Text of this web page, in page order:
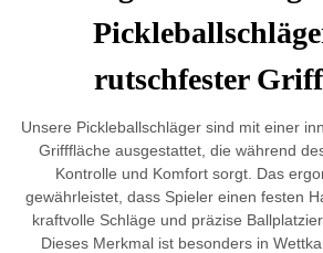
rutschfester
Unsere Pickleballschläger sind mit einer
Grifffläche ausgestattet, die während
Kontrolle und Komfort sorgt. Das
gewährleistet, dass Spieler einen festen
kraftvolle Schläge und präzise
Dieses Merkmal ist besonders in